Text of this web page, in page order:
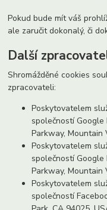
Pokud bude mít váš
ale zaručit dokonalý, či
Další
Shromážděné cookies
zpracovateli:
Poskytovatelem
společností
Parkway, Mountain
Poskytovatelem
společností
Parkway, Mountain
Poskytovatelem
společností